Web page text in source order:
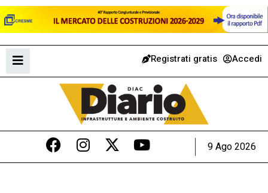
Registrati gratis Accedi
9 Ago 2026